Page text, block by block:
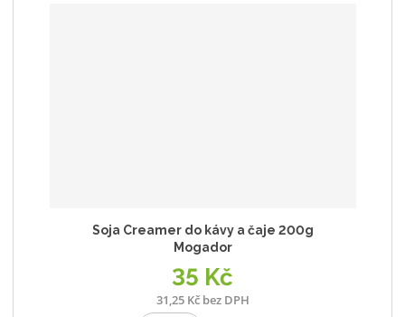
Soja Creamer do kávy a čaje 200g
Mogador
35 Kč
31,25 Kč bez DPH